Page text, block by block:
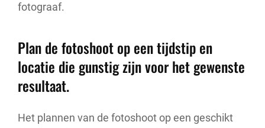
fotograaf.
Plan de fotoshoot op een tijdstip en
locatie die gunstig zijn voor het gewenste
resultaat.
Het plannen van de fotoshoot op een geschikt